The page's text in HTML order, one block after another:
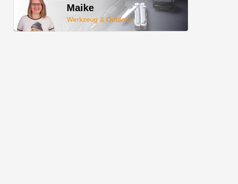
Maike
Werkzeug & Outdoor